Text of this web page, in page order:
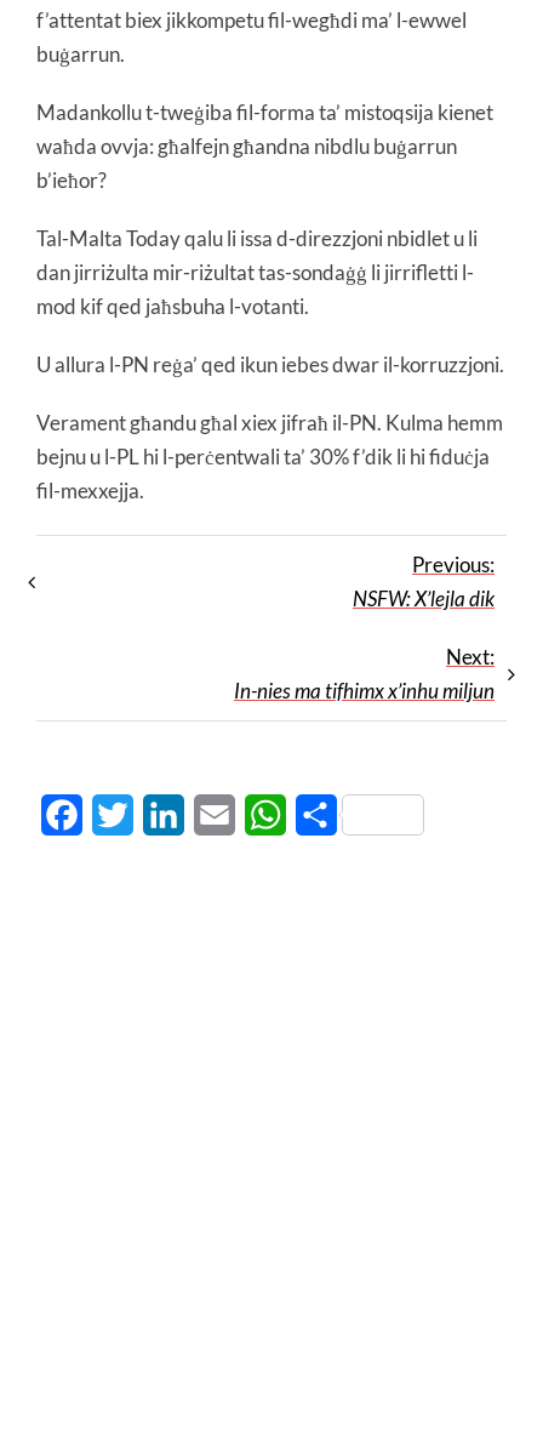
f’attentat biex jikkompetu fil-wegħdi ma’ l-ewwel
buġarrun.
Madankollu t-tweġiba fil-forma ta’ mistoqsija kienet
waħda ovvja: għalfejn għandna nibdlu buġarrun
b’ieħor?
Tal-Malta Today qalu li issa d-direzzjoni nbidlet u li
dan jirriżulta mir-riżultat tas-sondaġġ li jirrifletti l-
mod kif qed jaħsbuha l-votanti.
U allura l-PN reġa’ qed ikun iebes dwar il-korruzzjoni.
Verament għandu għal xiex jifraħ il-PN. Kulma hemm
bejnu u l-PL hi l-perċentwali ta’ 30% f’dik li hi fiduċja
fil-mexxejja.
Previous:
NSFW: X’lejla dik
Next:
In-nies ma tifhimx x’inhu miljun
FacebookTwitter LinkedInEmail WhatsApp
Share